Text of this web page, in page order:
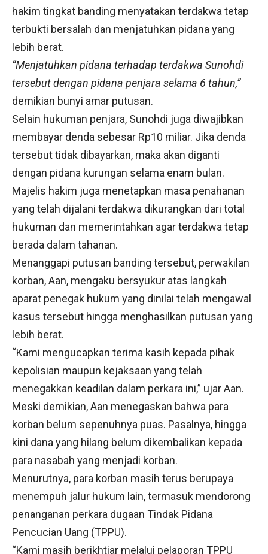
hakim tingkat banding menyatakan terdakwa tetap
terbukti bersalah dan menjatuhkan pidana yang
lebih berat.
“Menjatuhkan pidana terhadap terdakwa Sunohdi
tersebut dengan pidana penjara selama 6 tahun,”
demikian bunyi amar putusan.
Selain hukuman penjara, Sunohdi juga diwajibkan
membayar denda sebesar Rp10 miliar. Jika denda
tersebut tidak dibayarkan, maka akan diganti
dengan pidana kurungan selama enam bulan.
Majelis hakim juga menetapkan masa penahanan
yang telah dijalani terdakwa dikurangkan dari total
hukuman dan memerintahkan agar terdakwa tetap
berada dalam tahanan.
Menanggapi putusan banding tersebut, perwakilan
korban, Aan, mengaku bersyukur atas langkah
aparat penegak hukum yang dinilai telah mengawal
kasus tersebut hingga menghasilkan putusan yang
lebih berat.
“Kami mengucapkan terima kasih kepada pihak
kepolisian maupun kejaksaan yang telah
menegakkan keadilan dalam perkara ini,” ujar Aan.
Meski demikian, Aan menegaskan bahwa para
korban belum sepenuhnya puas. Pasalnya, hingga
kini dana yang hilang belum dikembalikan kepada
para nasabah yang menjadi korban.
Menurutnya, para korban masih terus berupaya
menempuh jalur hukum lain, termasuk mendorong
penanganan perkara dugaan Tindak Pidana
Pencucian Uang (TPPU).
“Kami masih berikhtiar melalui pelaporan TPPU